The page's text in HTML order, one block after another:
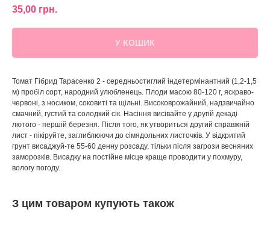
35,00 грн.
У КОШИК
Томат Гібрид Тарасенко 2 - середньостиглий індетермінантний (1,2-1,5
м) пробіл сорт, народний улюбленець. Плоди масою 80-120 г, яскраво-
червоні, з носиком, соковиті та щільні. Високоврожайний, надзвичайно
смачний, густий та солодкий сік. Насіння висівайте у другій декаді
лютого - першій березня. Після того, як утвориться другий справжній
лист - пікіруйте, заглиблюючи до сімядольних листочків. У відкритий
грунт висаджуй-те 55-60 денну розсаду, тільки після загрози весняних
заморозків. Висадку на постійне місце краще проводити у похмуру,
вологу погоду.
З цим товаром купують також